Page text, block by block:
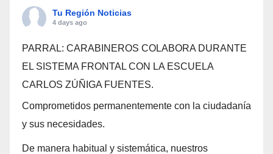
Tu Región Noticias
4 days ago
PARRAL: CARABINEROS COLABORA DURANTE
EL SISTEMA FRONTAL CON LA ESCUELA
CARLOS ZÚÑIGA FUENTES.
Comprometidos permanentemente con la ciudadanía
y sus necesidades.
De manera habitual y sistemática, nuestros